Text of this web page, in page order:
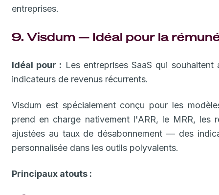
entreprises.
9. Visdum — Idéal pour la
Idéal pour : Les entreprises SaaS qui
indicateurs de revenus récurrents.
Visdum est spécialement conçu pour les
prend en charge nativement l'ARR, le MRR, les
ajustées au taux de désabonnement — des
personnalisée dans les outils polyvalents.
Principaux atouts :